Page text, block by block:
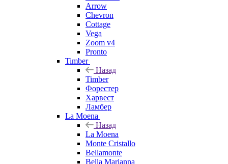
Arrow
Chevron
Cottage
Vega
Zoom v4
Pronto
Timber
Назад
Timber
Форестер
Харвест
Ламбер
La Moena
Назад
La Moena
Monte Cristallo
Bellamonte
Bella Marianna